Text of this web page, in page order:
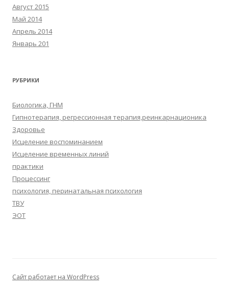
Август 2015
Май 2014
Апрель 2014
Январь 201
РУБРИКИ
Биологика, ГНМ
Гипнотерапия, регрессионная терапия,реинкарнационика
Здоровье
Исцеление воспоминанием
Исцеление временных линий
практики
Процессинг
психология, перинатальная психология
ТВУ
ЭОТ
Сайт работает на WordPress